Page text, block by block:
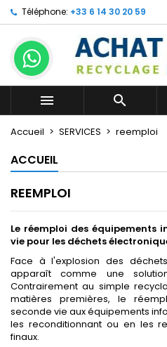
Téléphone: +33 6 14 30 20 59
 
Accueil SERVICES reemploi
ACCUEIL
REEMPLOI
Le réemploi des équipements
vie pour les déchets
Face à l'explosion des
apparaît comme une
Contrairement au simple
matières premières, le
seconde vie aux équipements
les reconditionnant ou en les
finaux.